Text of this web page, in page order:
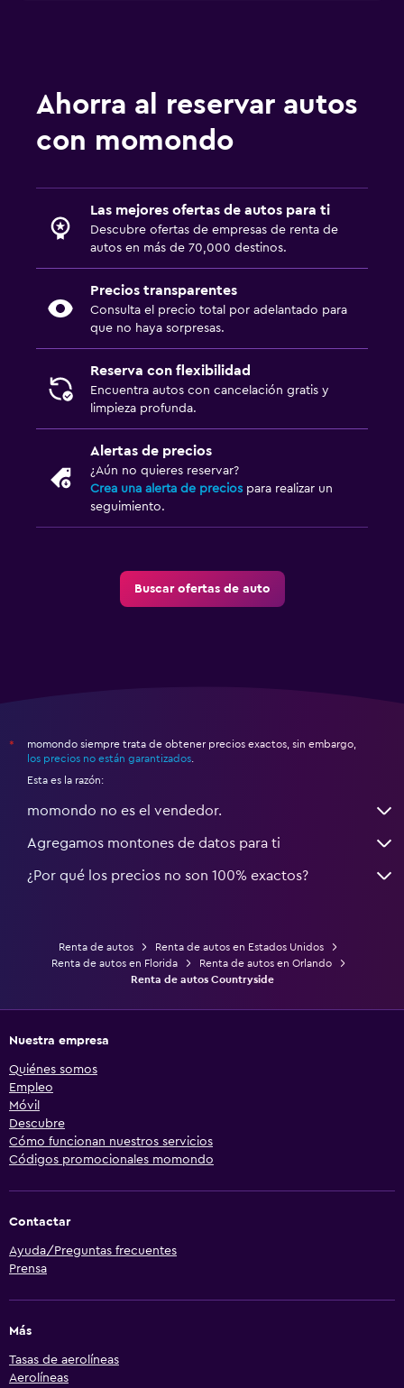
Ahorra al reservar autos
con momondo
Las mejores ofertas de autos para ti
Descubre ofertas de empresas de renta de
autos en más de 70,000 destinos.
Precios transparentes
Consulta el precio total por adelantado para
que no haya sorpresas.
Reserva con flexibilidad
Encuentra autos con cancelación gratis y
limpieza profunda.
Alertas de precios
¿Aún no quieres reservar?
Crea una alerta de precios para realizar un
seguimiento.
Buscar ofertas de auto
*
momondo siempre trata de obtener precios exactos, sin embargo,
los precios no están garantizados.
Esta es la razón:
momondo no es el vendedor.
Agregamos montones de datos para ti
¿Por qué los precios no son 100% exactos?
Renta de autos
Renta de autos en Estados Unidos
Renta de autos en Florida
Renta de autos en Orlando
Renta de autos Countryside
Nuestra empresa
Quiénes somos
Empleo
Móvil
Descubre
Cómo funcionan nuestros servicios
Códigos promocionales momondo
Contactar
Ayuda/Preguntas frecuentes
Prensa
Más
Tasas de aerolíneas
Aerolíneas